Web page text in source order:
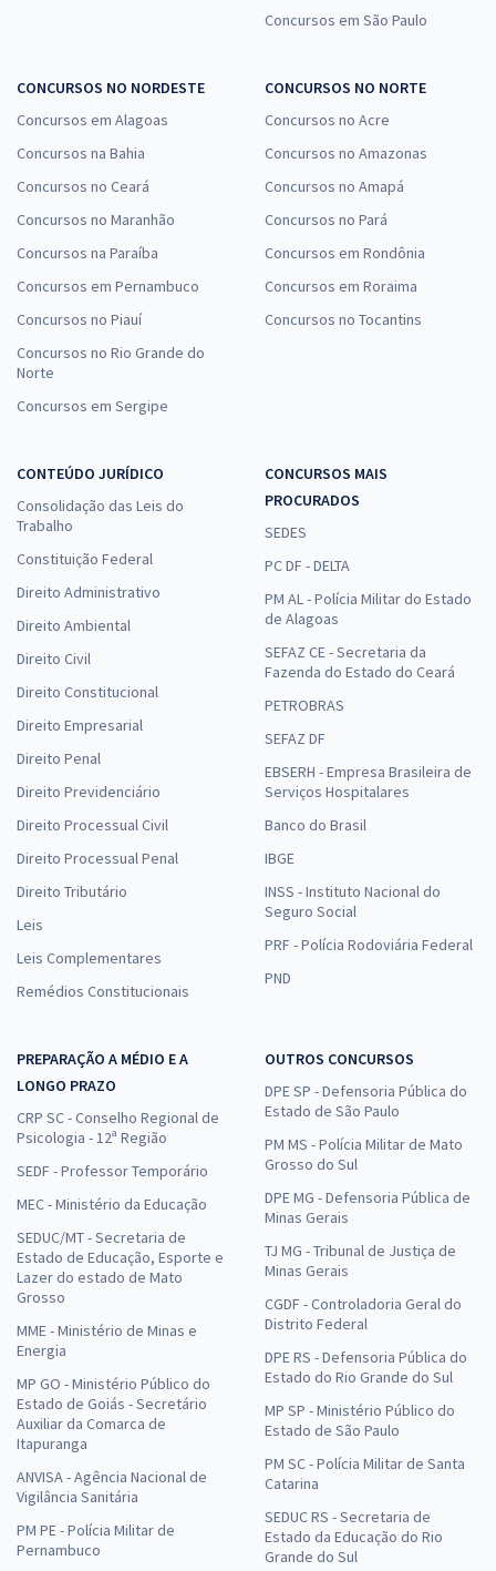
Concursos em São Paulo
CONCURSOS NO NORDESTE
Concursos em Alagoas
Concursos na Bahia
Concursos no Ceará
Concursos no Maranhão
Concursos na Paraíba
Concursos em Pernambuco
Concursos no Piauí
Concursos no Rio Grande do
Norte
Concursos em Sergipe
CONCURSOS NO NORTE
Concursos no Acre
Concursos no Amazonas
Concursos no Amapá
Concursos no Pará
Concursos em Rondônia
Concursos em Roraima
Concursos no Tocantins
CONTEÚDO JURÍDICO
Consolidação das Leis do
Trabalho
Constituição Federal
Direito Administrativo
Direito Ambiental
Direito Civil
Direito Constitucional
Direito Empresarial
Direito Penal
Direito Previdenciário
Direito Processual Civil
Direito Processual Penal
Direito Tributário
Leis
Leis Complementares
Remédios Constitucionais
CONCURSOS MAIS
PROCURADOS
SEDES
PC DF - DELTA
PM AL - Polícia Militar do Estado
de Alagoas
SEFAZ CE - Secretaria da
Fazenda do Estado do Ceará
PETROBRAS
SEFAZ DF
EBSERH - Empresa Brasileira de
Serviços Hospitalares
Banco do Brasil
IBGE
INSS - Instituto Nacional do
Seguro Social
PRF - Polícia Rodoviária Federal
PND
PREPARAÇÃO A MÉDIO E A
LONGO PRAZO
CRP SC - Conselho Regional de
Psicologia - 12ª Região
SEDF - Professor Temporário
MEC - Ministério da Educação
SEDUC/MT - Secretaria de
Estado de Educação, Esporte e
Lazer do estado de Mato
Grosso
MME - Ministério de Minas e
Energia
MP GO - Ministério Público do
Estado de Goiás - Secretário
Auxiliar da Comarca de
Itapuranga
ANVISA - Agência Nacional de
Vigilância Sanitária
PM PE - Polícia Militar de
Pernambuco
OUTROS CONCURSOS
DPE SP - Defensoria Pública do
Estado de São Paulo
PM MS - Polícia Militar de Mato
Grosso do Sul
DPE MG - Defensoria Pública de
Minas Gerais
TJ MG - Tribunal de Justiça de
Minas Gerais
CGDF - Controladoria Geral do
Distrito Federal
DPE RS - Defensoria Pública do
Estado do Rio Grande do Sul
MP SP - Ministério Público do
Estado de São Paulo
PM SC - Polícia Militar de Santa
Catarina
SEDUC RS - Secretaria de
Estado da Educação do Rio
Grande do Sul